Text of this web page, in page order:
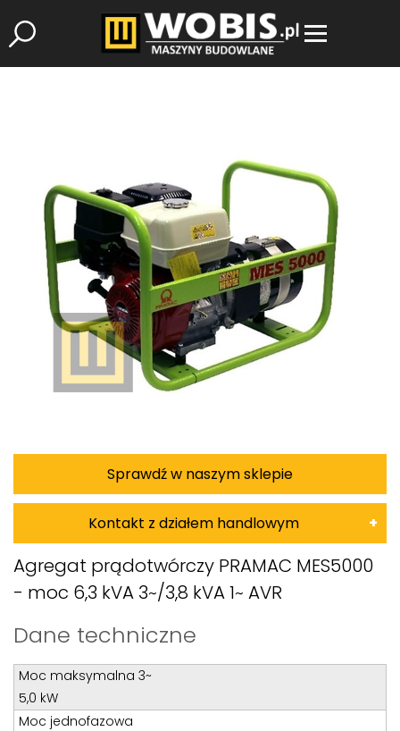
Sprawdź w naszym sklepie
Kontakt z działem handlowym
Damian Korkus
Teren całego kraju
Kom:+48 601 750 464
E-mail:damiankorkus@wobis.pl
Agregat prądotwórczy PRAMAC MES5000
- moc 6,3 kVA 3~/3,8 kVA 1~ AVR
Dane techniczne
Moc maksymalna 3~
5,0 kW
Moc jednofazowa